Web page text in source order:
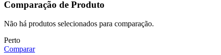
Comparação de Produto
Não há produtos selecionados para comparação.
Perto
Comparar